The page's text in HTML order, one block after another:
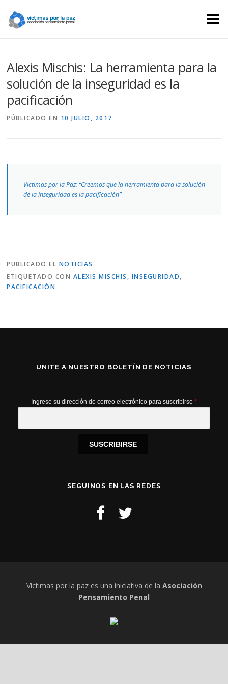
contenido
Menú
Alexis Mischis: La herramienta para la
solución de la inseguridad es la
pacificación
PÚBLICADO EN 10 JULIO, 2017
Victimas por la Paz: “Creemos que la herramienta para la solución
de la inseguridad es la pacificación”
PUBLICADO EL NOTICIAS
ETIQUETADO CON ALEXIS MISCHIS , INSEGURIDAD,
PACIFICACIÓN
UNITE A NUESTRO BOLETÍN DE NOTICIAS
Ingrese su dirección de correo electrónico para suscribirse *
SUSCRIBIRSE
SEGUINOS EN LAS REDES
Víctimas por la paz es una iniciativa de la Asociación
Pensamiento Penal